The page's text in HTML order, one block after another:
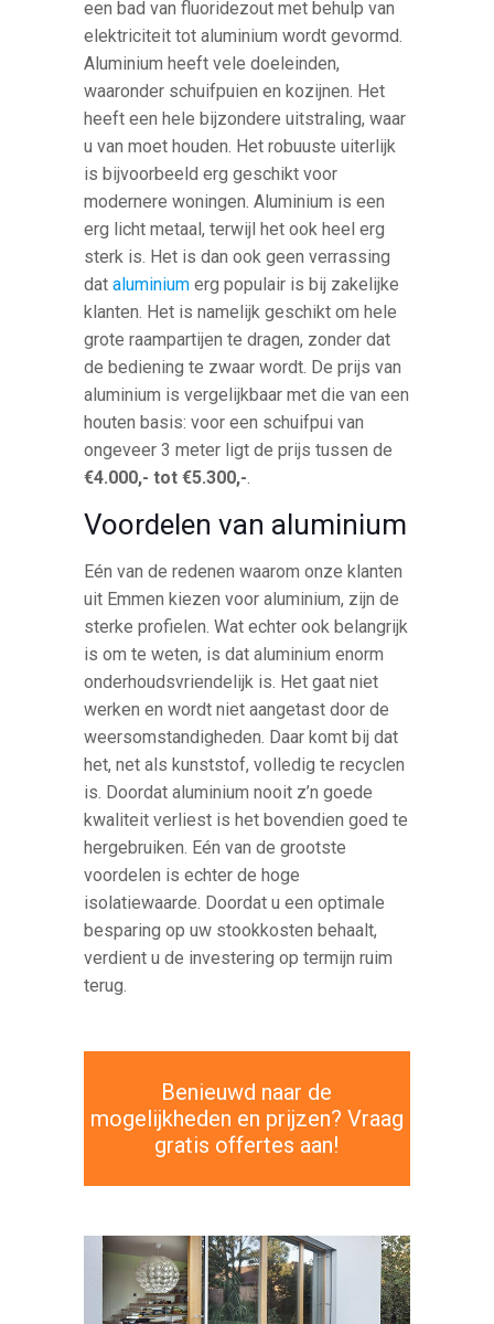
een bad van fluoridezout met behulp van
elektriciteit tot aluminium wordt gevormd.
Aluminium heeft vele doeleinden,
waaronder schuifpuien en kozijnen. Het
heeft een hele bijzondere uitstraling, waar
u van moet houden. Het robuuste uiterlijk
is bijvoorbeeld erg geschikt voor
modernere woningen. Aluminium is een
erg licht metaal, terwijl het ook heel erg
sterk is. Het is dan ook geen verrassing
dataluminium erg populair is bij zakelijke
klanten. Het is namelijk geschikt om hele
grote raampartijen te dragen, zonder dat
de bediening te zwaar wordt. De prijs van
aluminium is vergelijkbaar met die van een
houten basis: voor een schuifpui van
ongeveer 3 meter ligt de prijs tussen de
€4.000,- tot €5.300,-.
Voordelen van aluminium
Eén van de redenen waarom onze klanten
uit Emmen kiezen voor aluminium, zijn de
sterke profielen. Wat echter ook belangrijk
is om te weten, is dat aluminium enorm
onderhoudsvriendelijk is. Het gaat niet
werken en wordt niet aangetast door de
weersomstandigheden. Daar komt bij dat
het, net als kunststof, volledig te recyclen
is. Doordat aluminium nooit z’n goede
kwaliteit verliest is het bovendien goed te
hergebruiken. Eén van de grootste
voordelen is echter de hoge
isolatiewaarde. Doordat u een optimale
besparing op uw stookkosten behaalt,
verdient u de investering op termijn ruim
terug.
Benieuwd naar de
mogelijkheden en prijzen? Vraag
gratis offertes aan!